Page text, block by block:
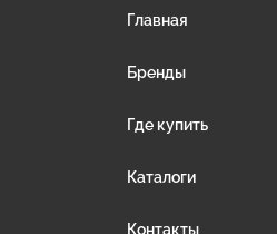
Главная
Бренды
Где купить
Каталоги
Контакты